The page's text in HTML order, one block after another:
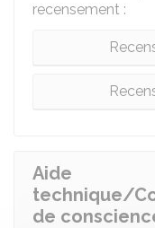
recensement :
Aide
technique/
de